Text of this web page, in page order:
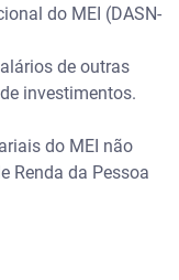
do MEI (DASN-
de outras
investimentos.
do MEI não
Renda da Pessoa